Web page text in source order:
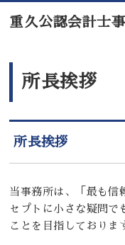
重久公認会計士
所長挨拶
所長挨拶
当事務所は、「最も信
セプトに小さな疑問で
ことを目指しておりま